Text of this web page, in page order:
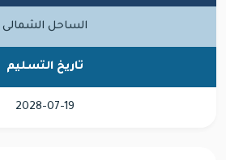
الساحل الشمالى
تاريخ التسليم
2028-07-19